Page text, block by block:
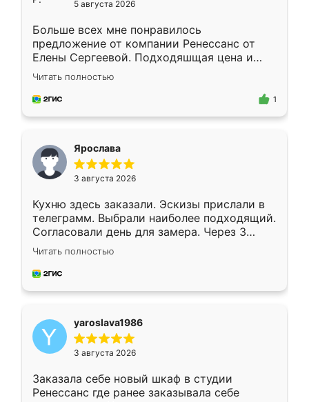
5 августа 2026
Больше всех мне понравилось
предложение от компании Ренессанс от
Елены Сергеевой. Подходяшщая цена и
короткие сроки изготовления. Приехавший
для замера сотрудник Владислав
предложил по моему эскизу самый
Читать полностью
1
Ярослава
3 августа 2026
Кухню здесь заказали. Эскизы прислали в
телеграмм. Выбрали наиболее подходящий.
Согласовали день для замера. Через 3
недели кухня была уже готова. Остались
довольны работой. Спасибо Ренессанс
мебель за качественную работу!
Читать полностью
yaroslava1986
3 августа 2026
Заказала себе новый шкаф в студии
Ренессанс где ранее заказывала себе